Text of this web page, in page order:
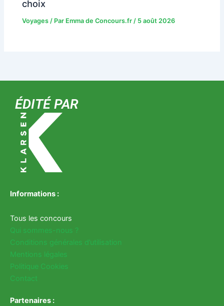
choix
Voyages / Par Emma de Concours.fr/ 5 août 2026
ÉDITÉ PAR
Informations :
Tous les concours
Qui sommes-nous ?
Conditions générales d’utilisation
Mentions légales
Politique Cookies
Contact
Partenaires :